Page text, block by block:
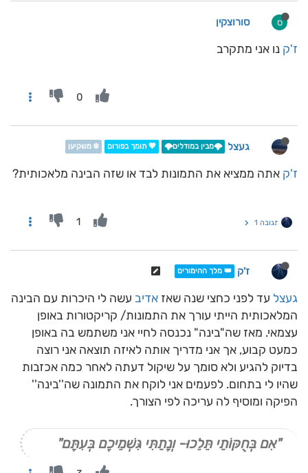
ס סורוצקין
ז'ק נו אני מתקרב
0
געצל 🌩️מבין במודלים🌩️ 💖 תומך בפורום ❄️ משקיען
ז'ק אתה ממציא את התמונות לבד או שזה הבינה מלאכותית?
תגובה 1 1
ז'ק 👑 מלך ההימורים
געצל עד לפני כחצי שנה שאז אדיב עשה לי היכרות עם הבינה
המלאכותית הייתי עורך את התמונות/ קריקטורות באופן
עצמאי. מאז שה"בינה" נכנסה לחיי אני משתמש בה באופן
כמעט קבוע, אך אני מדריך אותה לאיזה תוצאה אני רוצה
בדיוק להגיע ולא סומך על שיקול דעתה לאחר כמה אכזבות
שהיו לי בתחום. לפעמים אני לוקח את התמונה שה''בינה''
הפיקה ומוסיף לה עריכה לפי הצורך.
"אִם בְּחֻקּוֹתַי תֵּלֵכוּ- וְנָתַתִּי גִּשְׁמֵיכֶם בְּעִתָּם"